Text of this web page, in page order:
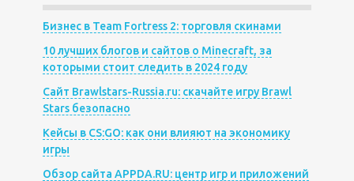
Бизнес в Team Fortress 2: торговля скинами
10 лучших блогов и сайтов о Minecraft, за
которыми стоит следить в 2024 году
Сайт Brawlstars-Russia.ru: скачайте игру Brawl
Stars безопасно
Кейсы в CS:GO: как они влияют на экономику
игры
Обзор сайта APPDA.RU: центр игр и приложений